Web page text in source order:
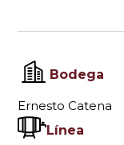
Bodega
Ernesto Catena
Línea